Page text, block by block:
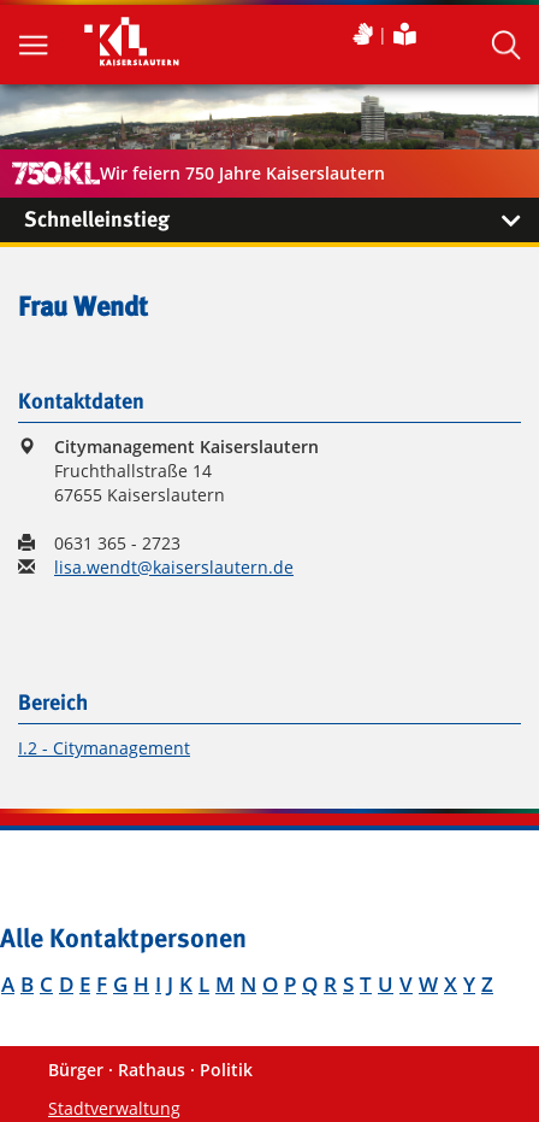
Wir feiern 750 Jahre Kaiserslautern
Schnelleinstieg
Frau Wendt
Kontaktdaten
Citymanagement Kaiserslautern
Fruchthallstraße 14
67655 Kaiserslautern
0631 365 - 2723
lisa.wendt@kaiserslautern.de
Bereich
I.2 - Citymanagement
Alle Kontaktpersonen
A B C D E F G H I J K L M N O P Q R S T U V W X Y Z
Fußzeile
Bürger · Rathaus · Politik
Stadtverwaltung